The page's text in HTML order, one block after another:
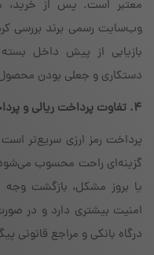
وب‌سایت رسمی برند بررسی
بازیابی از پیش داخل
دستکاری و جعلی بودن
۴. تفاوت پرداخت ریالی و پرداخت با رمزارز هنگام خرید چیست؟
پرداخت رمز ارزی سریع‌تر است
گزینه‌ای راحت محسوب
یا بروز مشکل، بازگشت
امنیت بیشتری دارد و در
درگاه بانکی و مراجع قانونی